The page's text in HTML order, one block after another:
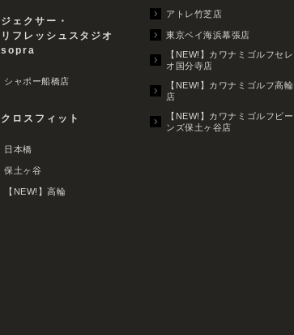
ジェクサー・
リフレッシュスタジオ
sopra
シャポー船橋店
クロスフィット
日本橋
保土ヶ谷
【NEW!】高輪
アトレ竹芝店
東京ベイ海浜幕張店
【NEW!】カワナミゴルフセレ
オ国分寺店
【NEW!】カワナミゴルフ高輪
店
【NEW!】カワナミゴルフビー
ンズ保土ヶ谷店